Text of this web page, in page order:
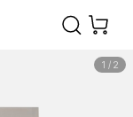
1 / 2